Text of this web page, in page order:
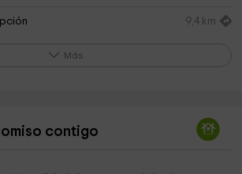
9,4 km
14,5 km
Más
contigo